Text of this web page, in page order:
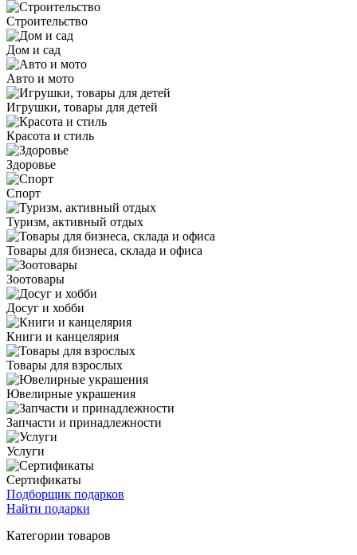
Строительство
Дом и сад
Авто и мото
Игрушки, товары для детей
Красота и стиль
Здоровье
Спорт
Туризм, активный отдых
Товары для бизнеса, склада и офиса
Зоотовары
Досуг и хобби
Книги и канцелярия
Товары для взрослых
Ювелирные украшения
Запчасти и принадлежности
Услуги
Сертификаты
Подборщик подарков
Найти подарки
Категории товаров